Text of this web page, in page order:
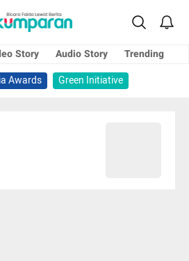
Story Audio Story
Trending
Awards
Green Initiative